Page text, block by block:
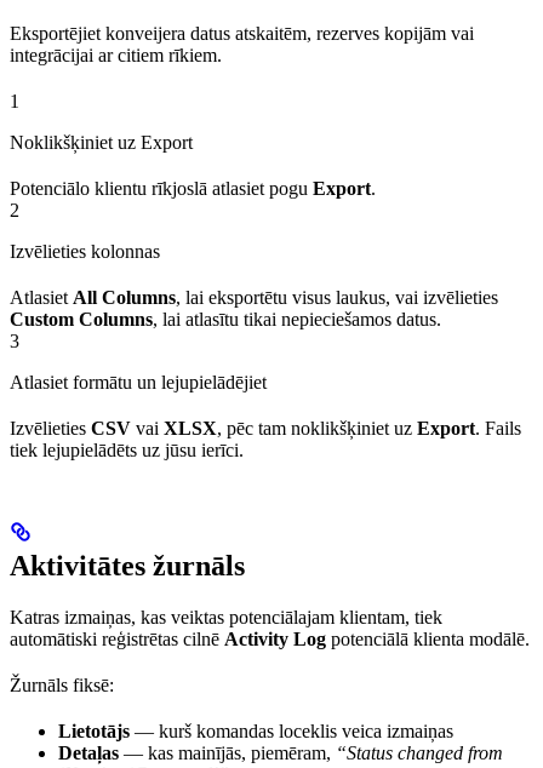
Eksportējiet konveijera datus atskaitēm, rezerves kopijām vai
integrācijai ar citiem rīkiem.
1
Noklikšķiniet uz Export
Potenciālo klientu rīkjoslā atlasiet pogu Export.
2
Izvēlieties kolonnas
Atlasiet All Columns, lai eksportētu visus laukus, vai izvēlieties
Custom Columns, lai atlasītu tikai nepieciešamos datus.
3
Atlasiet formātu un lejupielādējiet
Izvēlieties CSV vai XLSX, pēc tam noklikšķiniet uz Export. Fails
tiek lejupielādēts uz jūsu ierīci.
Aktivitātes žurnāls
Katras izmaiņas, kas veiktas potenciālajam klientam, tiek
automātiski reģistrētas cilnē Activity Log potenciālā klienta modālē.
Žurnāls fiksē:
Lietotājs — kurš komandas loceklis veica izmaiņas
Detaļas — kas mainījās, piemēram, “Status changed from